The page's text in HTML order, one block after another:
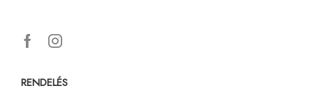
RENDELÉS